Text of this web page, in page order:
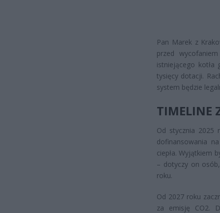
Pan Marek z
przed
istniejącego kotła
tysięcy dotacji.
system będzie
TIMELINE
Od stycznia 2025
dofinansowania
ciepła. Wyjątkiem
– dotyczy on
roku.
Od 2027 roku
za emisję CO2.